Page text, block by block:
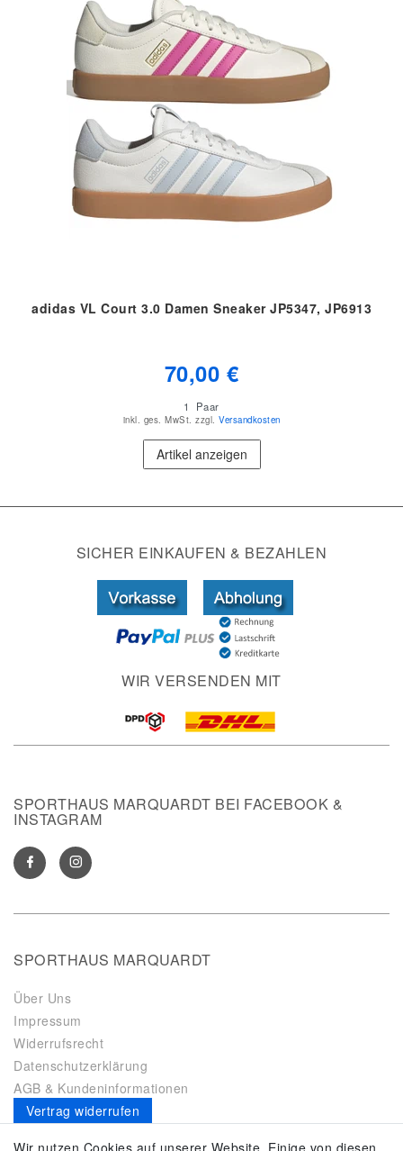
adidas VL Court 3.0 Damen Sneaker JP5347, JP6913
70,00 €
1 Paar
inkl. ges. MwSt. zzgl. Versandkosten
Artikel anzeigen
SICHER EINKAUFEN & BEZAHLEN
WIR VERSENDEN MIT
SPORTHAUS MARQUARDT BEI FACEBOOK &
INSTAGRAM
SPORTHAUS MARQUARDT
Über Uns
Impressum
Widerrufsrecht
Datenschutzerklärung
AGB & Kundeninformationen
Vertrag widerrufen
Es gilt unsereDatenschutzerklärung
Wir nutzen Cookies auf unserer Website. Einige von diesen